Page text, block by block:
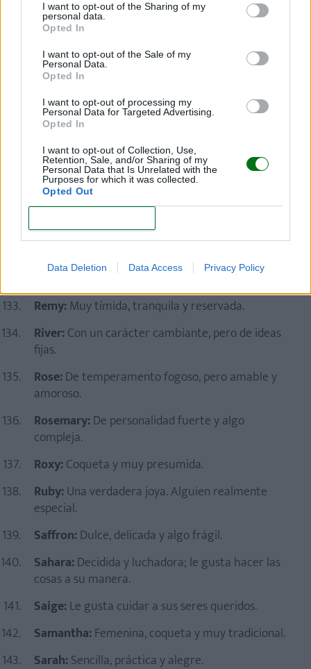
I want to opt-out of the Sharing of my
personal data.
Opted In
I want to opt-out of the Sale of my
Personal Data.
Opted In
I want to opt-out of processing my
Personal Data for Targeted Advertising.
Opted In
I want to opt-out of Collection, Use,
Retention, Sale, and/or Sharing of my
Personal Data that Is Unrelated with the
Purposes for which it was collected.
Opted Out
Data Deletion Data Access Privacy Policy
Queenie:Con tendencia a creer que es el centro
del mundo.
Quinn:Muy hermosa, pero un poco superficial.
Rachel: Amante de la naturaleza y sensible con el
mundo que le rodea.
de cabeza a los chicos.
Raven:Fascinante, pero misteriosa y un tanto
compleja.
Raya:Orgullosa y un poco tozuda.
Sensual y divertida.
Remy:Muy tímida, tranquila y reservada.
River:Con un carácter cambiante, pero de ideas
fijas.
Rose:De temperamento fogoso, pero amable y
amoroso.
Rosemary:De personalidad fuerte y algo
compleja.
Roxy:Coqueta y muy presumida.
Ruby:Una verdadera joya. Alguien realmente
especial.
Saffron:Dulce, delicada y algo frágil.
Sahara:Decidida y luchadora; le gusta hacer las
cosas a su manera.
Saige:Le gusta cuidar a sus seres queridos.
Samantha:Femenina, coqueta y muy tradicional.
Sarah:Sencilla, práctica y alegre.